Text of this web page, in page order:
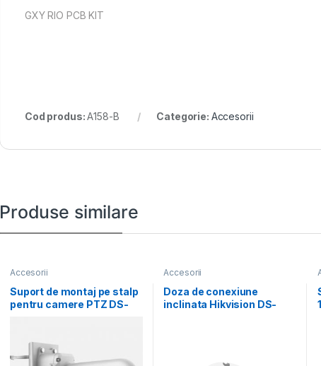
GXY RIO PCB KIT
Cod produs:A158-B Categorie: Accesorii
Produse similare
Accesorii
Suport de montaj pe stalp
pentru camere PTZ DS-
Accesorii
Doza de conexiune
inclinata Hikvision DS-